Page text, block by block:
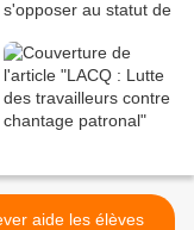
aide les élèves